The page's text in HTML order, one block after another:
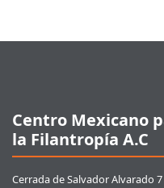
Centro Mexicano
la Filantropía A.C
Cerrada de Salvador Alvarado 7